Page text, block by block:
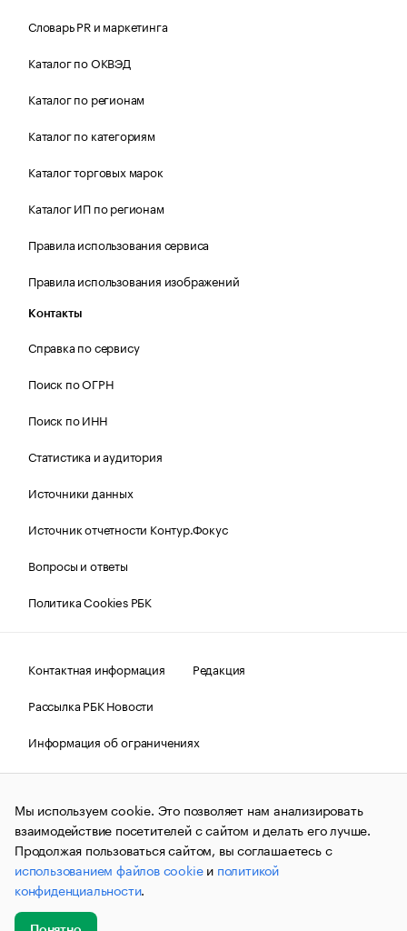
Словарь PR и маркетинга
Каталог по ОКВЭД
Каталог по регионам
Каталог по категориям
Каталог торговых марок
Каталог ИП по регионам
Правила использования сервиса
Правила использования изображений
Контакты
Справка по сервису
Поиск по ОГРН
Поиск по ИНН
Статистика и аудитория
Источники данных
Источник отчетности Контур.Фокус
Вопросы и ответы
Политика Cookies РБК
Контактная информация
Редакция
Рассылка РБК Новости
Информация об ограничениях
Правовая информация
О соблюдении авторских прав
© АО «РОСБИЗНЕСКОНСАЛТИНГ»,1995–2026.Сообщения
и материалы информационного агентства «РБК»
(зарегистрировано Федеральной службой по надзору в сфере
связи, информационных технологий и массовых
коммуникаций (Роскомнадзор) 09.12.2015 за номером ИА
№ФС77-63848) сопровождаются пометкой «РБК». Отдельные
публикации могут содержать информацию,
не предназначенную для пользователей
Мы используем cookie. Это позволяет нам анализировать
взаимодействие посетителей с сайтом и делать его лучше.
Продолжая пользоваться сайтом, вы соглашаетесь с
использованием файлов cookieи политикой
конфиденциальности.